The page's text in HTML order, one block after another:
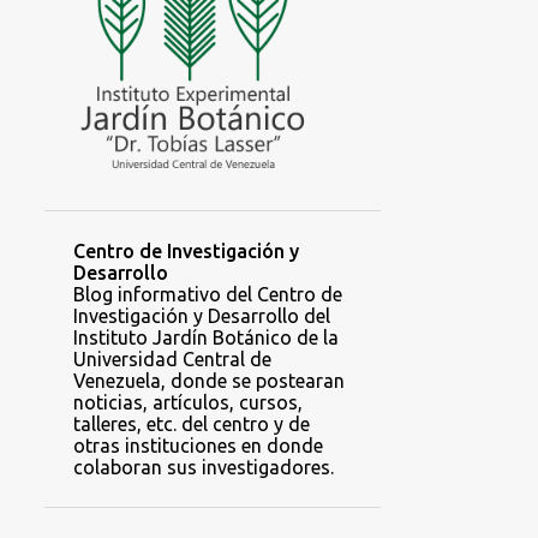
Centro de Investigación y
Desarrollo
Blog informativo del Centro de
Investigación y Desarrollo del
Instituto Jardín Botánico de la
Universidad Central de
Venezuela, donde se postearan
noticias, artículos, cursos,
talleres, etc. del centro y de
otras instituciones en donde
colaboran sus investigadores.